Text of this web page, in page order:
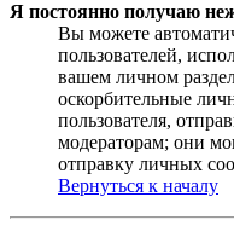
Я постоянно получаю
Вы можете
пользователей,
вашем личном
оскорбительные
пользователя,
модераторам; они
отправку личных
Вернуться к началу